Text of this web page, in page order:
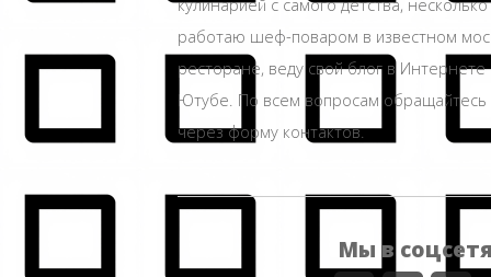
работаю шеф-поваром в известном
ресторане, веду свой блог в Интернете
Ютубе. По всем вопросам
через форму контактов.
Мы в